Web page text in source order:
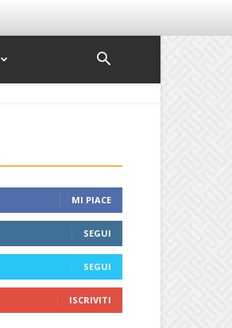
MI PIACE
SEGUI
SEGUI
ISCRIVITI